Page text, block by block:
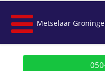
Metselaar